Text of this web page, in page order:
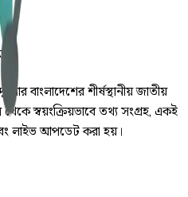
বাংলাদেশের শীর্ষস্থানীয় জাতীয়
স্বয়ংক্রিয়ভাবে তথ্য সংগ্রহ, একই
লাইভ আপডেট করা হয়।